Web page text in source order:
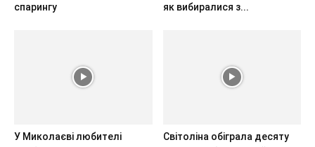
спарингу
як вибиралися з...
У Миколаєві любителі
Світоліна обіграла десяту